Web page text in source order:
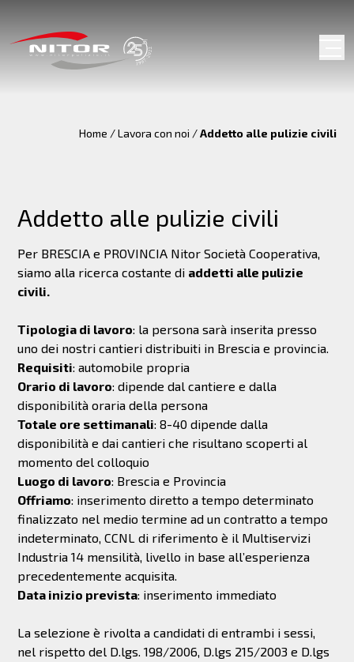
Home /Lavora con noi /Addetto alle pulizie civili
Addetto alle pulizie civili
Per BRESCIA e PROVINCIA Nitor Società Cooperativa,
siamo alla ricerca costante di addetti alle pulizie
civili.
Tipologia di lavoro: la persona sarà inserita presso
uno dei nostri cantieri distribuiti in Brescia e provincia.
Requisiti: automobile propria
Orario di lavoro: dipende dal cantiere e dalla
disponibilità oraria della persona
Totale ore settimanali: 8-40 dipende dalla
disponibilità e dai cantieri che risultano scoperti al
momento del colloquio
Luogo di lavoro: Brescia e Provincia
Offriamo: inserimento diretto a tempo determinato
finalizzato nel medio termine ad un contratto a tempo
indeterminato, CCNL di riferimento è il Multiservizi
Industria 14 mensilità, livello in base all’esperienza
precedentemente acquisita.
Data inizio prevista: inserimento immediato
La selezione è rivolta a candidati di entrambi i sessi,
nel rispetto del D.lgs. 198/2006, D.lgs 215/2003 e D.lgs